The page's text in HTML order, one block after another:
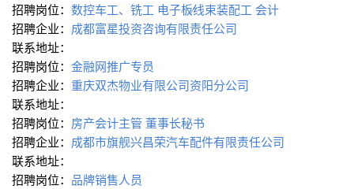
招聘岗位： 数控车工、铣工 电子板∕线束装配工 会计
招聘企业： 成都富星投资咨询有限责任公司
联系地址：
招聘岗位： 金融网推广专员
招聘企业： 重庆双杰物业有限公司资阳分公司
联系地址：
招聘岗位： 房产会计主管 董事长秘书
招聘企业： 成都市旗舰兴昌荣汽车配件有限责任公司
联系地址：
招聘岗位： 品牌销售人员